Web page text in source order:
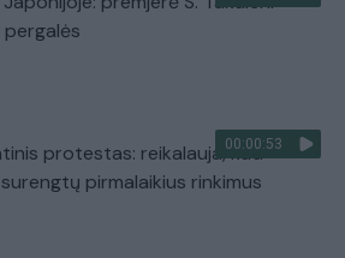
00:00:53
protestas: reikalauja, kad
pirmalaikius rinkimus